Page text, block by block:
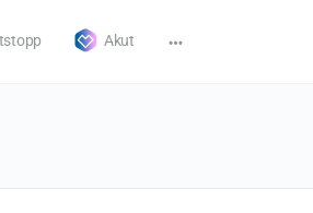
Akut